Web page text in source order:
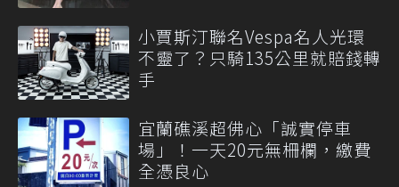
小賈斯汀聯名Vespa名人光環
不靈了？只騎135公里就賠錢轉
手
宜蘭礁溪超佛心「誠實停車
場」！一天20元無柵欄，繳費
全憑良心